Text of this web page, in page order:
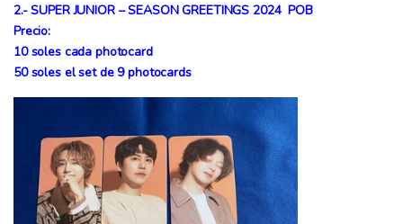
2.- SUPER JUNIOR – SEASON GREETINGS 2024 POB
Precio:
10 soles cada photocard
50 soles el set de 9 photocards